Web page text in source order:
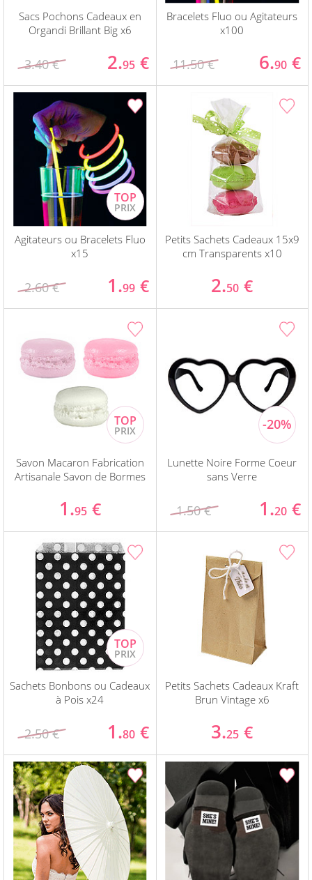
Sacs Pochons Cadeaux en
Organdi Brillant Big x6
3.40 € 2.95 €
Bracelets Fluo ou Agitateurs
x100
11.50 € 6.90 €
Agitateurs ou Bracelets Fluo
x15
2.60 € 1.99 €
Petits Sachets Cadeaux 15x9
cm Transparents x10
2.50 €
Savon Macaron Fabrication
Artisanale Savon de Bormes
1.95 €
Lunette Noire Forme Coeur
sans Verre
1.50 € 1.20 €
Sachets Bonbons ou Cadeaux
à Pois x24
2.50 € 1.80 €
Petits Sachets Cadeaux Kraft
Brun Vintage x6
3.25 €